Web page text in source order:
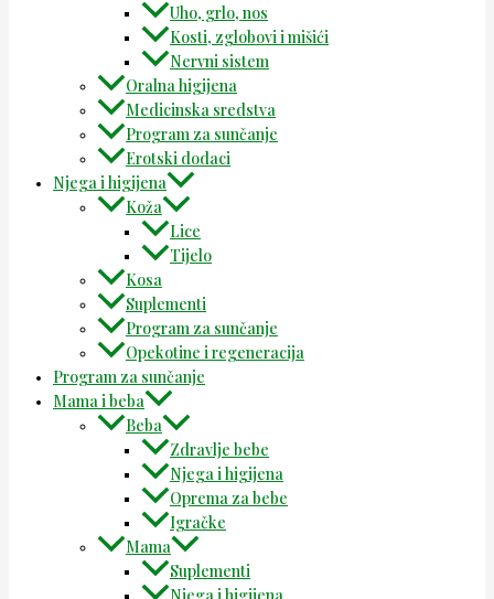
Uho, grlo, nos
Kosti, zglobovi i mišići
Nervni sistem
Oralna higijena
Medicinska sredstva
Program za sunčanje
Erotski dodaci
Njega i higijena
Koža
Lice
Tijelo
Kosa
Suplementi
Program za sunčanje
Opekotine i regeneracija
Program za sunčanje
Mama i beba
Beba
Zdravlje bebe
Njega i higijena
Oprema za bebe
Igračke
Mama
Suplementi